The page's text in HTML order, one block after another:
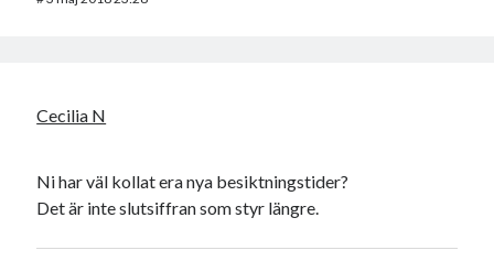
Cecilia N
Ni har väl kollat era nya besiktningstider?
Det är inte slutsiffran som styr längre.